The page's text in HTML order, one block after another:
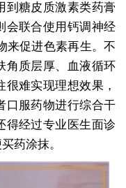
到糖皮质激素类药膏
会联合使用钙调神经
来促进色素再生。不
角质层厚、血液循环
难实现理想效果，
口服药物进行综合干
得经过专业医生面诊
药涂抹。